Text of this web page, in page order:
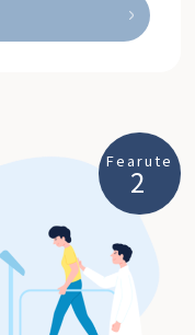
Fearute
2